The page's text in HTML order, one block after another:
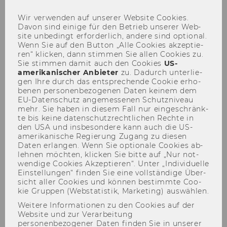
Order
Par­ti­al So­lu­ti­on 2
Wir ver­wen­den auf un­se­rer Web­site Coo­kies.
Davon sind ei­ni­ge für den Be­trieb un­se­rer Web­
site un­be­dingt er­for­der­lich, an­de­re sind op­tio­nal.
Wenn Sie auf den But­ton „Alle Coo­kies ak­zep­tie­
ren“ kli­cken, dann stim­men Sie allen Coo­kies zu.
Sie stim­men damit auch den Coo­kies US-​
amerikanischer An­bie­ter zu. Da­durch un­ter­lie­
gen Ihre durch das ent­spre­chen­de Coo­kie er­ho­
be­nen per­so­nen­be­zo­ge­nen Daten kei­nem dem
EU-​Datenschutz an­ge­mes­se­nen Schutz­ni­veau
mehr. Sie haben in die­sem Fall nur ein­ge­schränk­
te bis keine da­ten­schutz­recht­li­chen Rech­te in
den USA und ins­be­son­de­re kann auch die US-​
amerikanische Re­gie­rung Zu­gang zu die­sen
Daten er­lan­gen. Wenn Sie op­tio­na­le Coo­kies ab­
leh­nen möch­ten, kli­cken Sie bitte auf „Nur not­
wen­di­ge Coo­kies Ak­zep­tie­ren“. Unter „In­di­vi­du­el­le
Ein­stel­lun­gen“ fin­den Sie eine voll­stän­di­ge Über­
sicht aller Coo­kies und kön­nen be­stimm­te Coo­
kie Grup­pen (Web­sta­tis­tik, Mar­ke­ting) aus­wäh­len.
Weitere Informationen zu den Cookies auf der
Website und zur Verarbeitung
personenbezogener Daten finden Sie in unserer